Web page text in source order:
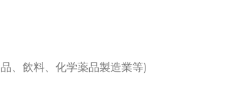
、飲料、化学薬品製造業等)